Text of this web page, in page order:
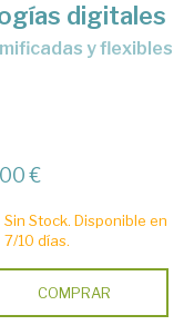
digitales
y flexibles
€
Sin Stock. Disponible en
7/10 días.
COMPRAR